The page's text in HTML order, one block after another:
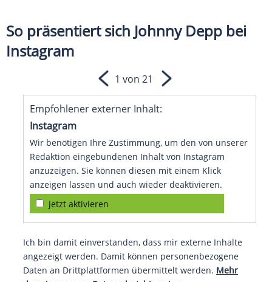
So präsentiert sich Johnny Depp bei
Instagram
Empfohlener externer Inhalt:
Instagram
Wir benötigen Ihre Zustimmung, um den von unserer
Redaktion eingebundenen Inhalt von Instagram
anzuzeigen. Sie können diesen mit einem Klick
anzeigen lassen und auch wieder deaktivieren.
jetzt aktivieren
Ich bin damit einverstanden, dass mir externe Inhalte
angezeigt werden. Damit können personenbezogene
Daten an Drittplattformen übermittelt werden. Mehr
1 von 21